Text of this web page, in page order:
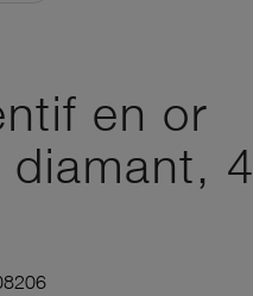
en or
diamant, 4